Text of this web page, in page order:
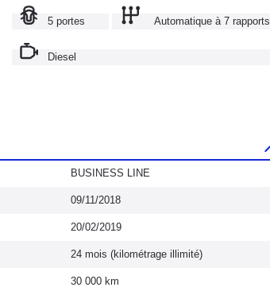
5 portes Automatique à 7 rapports
Diesel
BUSINESS LINE
09/11/2018
20/02/2019
24 mois (kilométrage illimité)
30 000 km